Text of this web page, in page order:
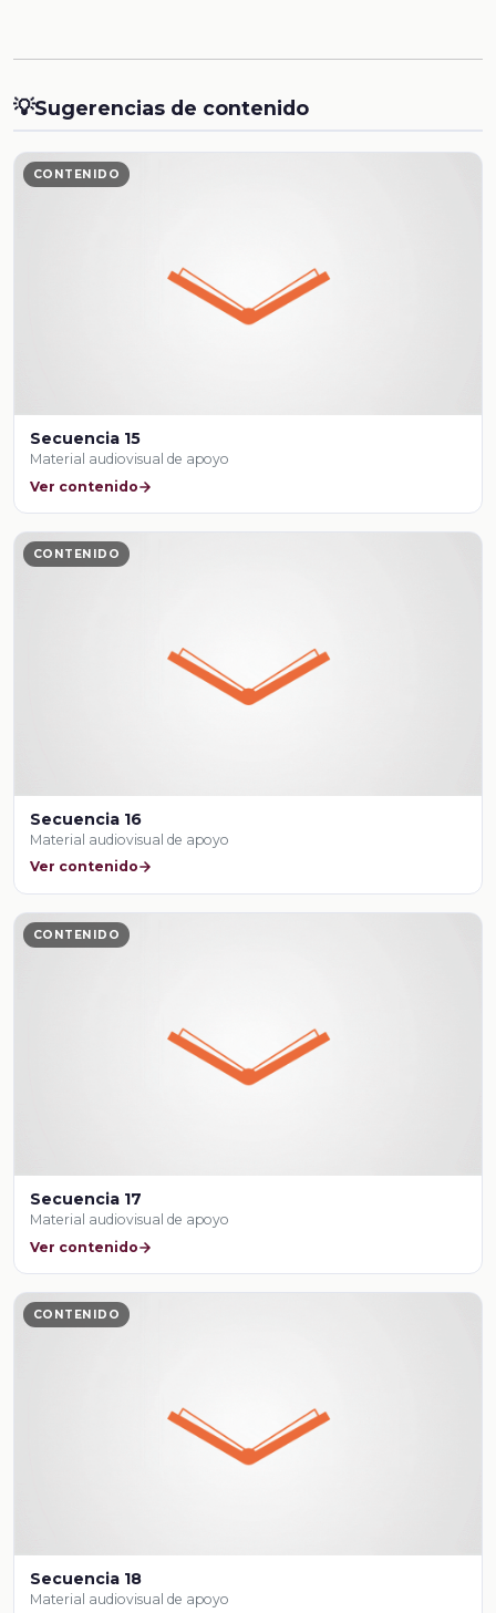
💡Sugerencias de contenido
CONTENIDO
Secuencia 15
Material audiovisual de apoyo
Ver contenido
CONTENIDO
Secuencia 16
Material audiovisual de apoyo
Ver contenido
CONTENIDO
Secuencia 17
Material audiovisual de apoyo
Ver contenido
CONTENIDO
Secuencia 18
Material audiovisual de apoyo